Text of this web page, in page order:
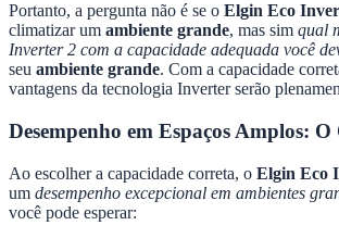
Portanto, a pergunta não é se o Elgin Eco
climatizar um ambiente grande, mas sim qual
Inverter 2 com a capacidade adequada você
seu ambiente grande. Com a capacidade
vantagens da tecnologia Inverter serão
Desempenho em Espaços Amplos:
Ao escolher a capacidade correta, o Elgin Eco
um desempenho excepcional em ambientes
você pode esperar: